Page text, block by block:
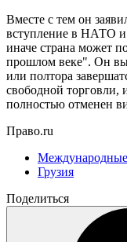
Вместе с тем он
вступление в НАТО и
иначе страна может
прошлом веке". Он
или полтора
свободной торговли,
полностью отменен
Право.ru
Грузия
Поделиться